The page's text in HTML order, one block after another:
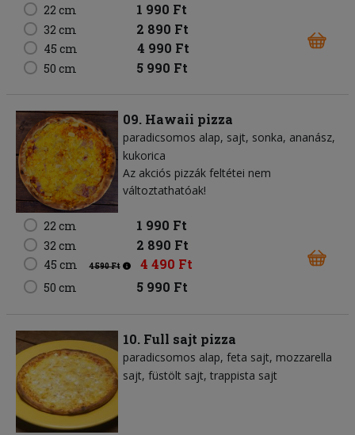
22 cm 1 990 Ft
32 cm 2 890 Ft
45 cm 4 990 Ft
50 cm 5 990 Ft
09. Hawaii pizza
paradicsomos alap sajt sonka ananász
kukorica
Az akciós pizzák feltétei nem
változtathatóak!
22 cm 1 990 Ft
32 cm 2 890 Ft
45 cm 4 590 Ft 4 490 Ft
50 cm 5 990 Ft
10. Full sajt pizza
paradicsomos alap feta sajt mozzarella
sajt füstölt sajt trappista sajt